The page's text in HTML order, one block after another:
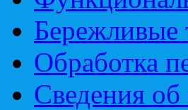
Бережливые
Обработка
Сведения об